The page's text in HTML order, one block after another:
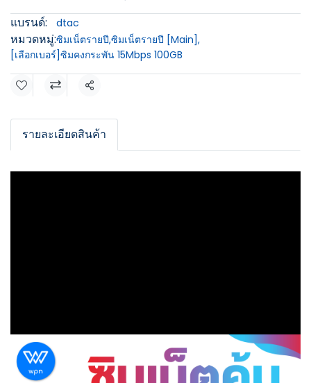
แบรนด์:
dtac
หมวดหมู่:ซิมเน็ตรายปี,ซิมเน็ตรายปี [Main],
[เลือกเบอร์]ซิมคงกระพัน 15Mbps 100GB
แชร์
รายละเอียดสินค้า